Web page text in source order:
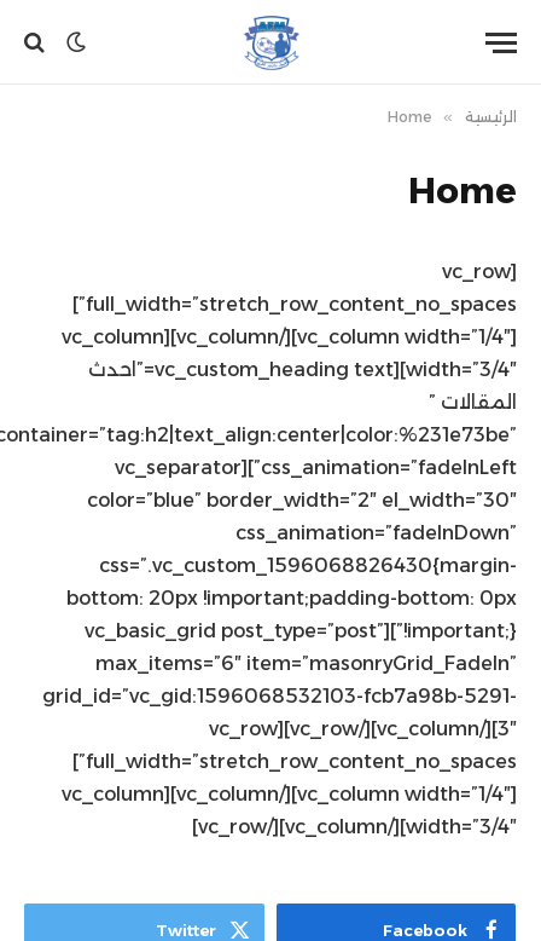
الرئيسية »
Home
Home
[vc_row
full_width=”stretch_row_content_no_spaces”]
[vc_column width=”1/4″][/vc_column][vc_column
width=”3/4″][vc_custom_heading text=”احدث
المقالات ”
css_animation=”fadeInLeft”][vc_separator
color=”blue” border_width=”2″ el_width=”30″
css_animation=”fadeInDown”
css=”.vc_custom_1596068826430{margin-
bottom: 20px !important;padding-bottom: 0px
!important;}”][vc_basic_grid post_type=”post”
max_items=”6″ item=”masonryGrid_FadeIn”
grid_id=”vc_gid:1596068532103-fcb7a98b-5291-
3″][/vc_column][/vc_row][vc_row
full_width=”stretch_row_content_no_spaces”]
[vc_column width=”1/4″][/vc_column][vc_column
width=”3/4″][/vc_column][/vc_row]
Facebook
Twitter